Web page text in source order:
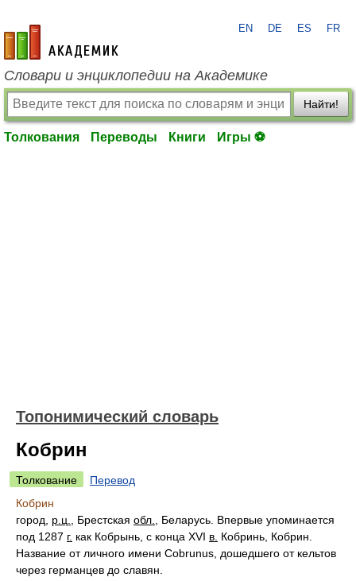
academic.ru
EN DE ES FR
Словари и энциклопедии на Академике
Найти!
Толкования Переводы Книги Игры ⚽
Топонимический словарь
Кобрин
Толкование
Перевод
Кобрин
город, р.ц. , Брестская обл.
, Беларусь. Впервые упоминается
под 1287 г. как Кобрынь, с конца XVI в. Кобринь, Кобрин.
Название от личного имени Cobrunus, дошедшего от кельтов
через германцев до славян.